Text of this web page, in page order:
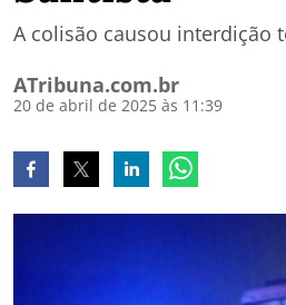
A colisão causou interdição
ATribuna.com.br
20 de abril de 2025 às 11:39